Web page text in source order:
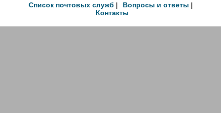
Список почтовых служб | Вопросы и ответы |
Контакты